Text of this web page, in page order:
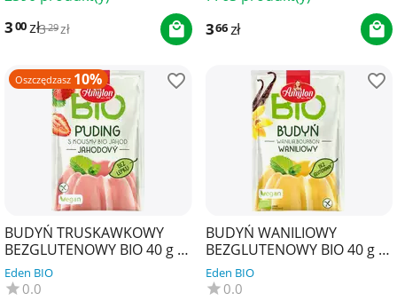
300zł329zł 366zł
Oszczędzasz 10%
BUDYŃ TRUSKAWKOWY
BEZGLUTENOWY BIO 40 g -
AMYLON
Eden BIO
0.0
BUDYŃ WANILIOWY
BEZGLUTENOWY BIO 40 g -
AMYLON
Eden BIO
0.0